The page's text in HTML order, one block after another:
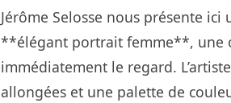
Jérôme Selosse nous présente ici
**élégant portrait femme**, une
immédiatement le regard.
allongées et une palette de